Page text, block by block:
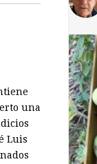
una
Luis